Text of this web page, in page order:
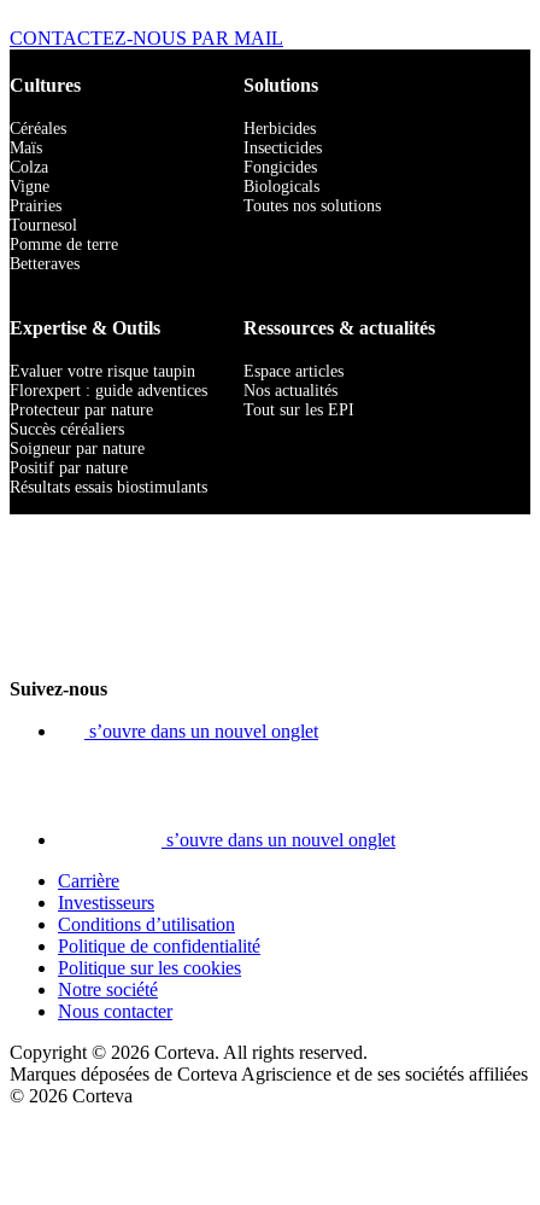
CONTACTEZ-NOUS PAR MAIL
Cultures
Céréales
Maïs
Colza
Vigne
Prairies
Tournesol
Pomme de terre
Betteraves
Solutions
Herbicides
Insecticides
Fongicides
Biologicals
Toutes nos solutions
Expertise & Outils
Evaluer votre risque taupin
Florexpert : guide adventices
Protecteur par nature
Succès céréaliers
Soigneur par nature
Positif par nature
Résultats essais biostimulants
Ressources & actualités
Espace articles
Nos actualités
Tout sur les EPI
Suivez-nous
s’ouvre dans un nouvel onglet
s’ouvre dans un nouvel onglet
Carrière
Investisseurs
Conditions d’utilisation
Politique de confidentialité
Politique sur les cookies
Notre société
Nous contacter
Copyright © 2026 Corteva. All rights reserved.
Marques déposées de Corteva Agriscience et de ses sociétés affiliées
© 2026 Corteva